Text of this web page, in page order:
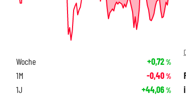
Woche +0,72%
1M -0,40%
1J +44,06%